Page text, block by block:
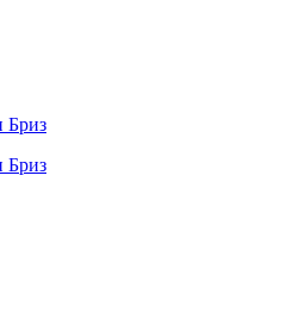
Бриз
Бриз